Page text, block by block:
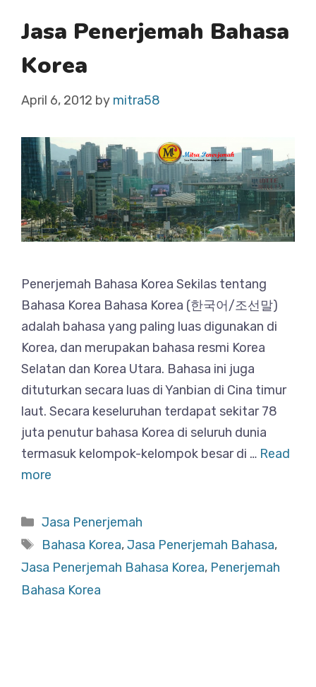
Jasa Penerjemah Bahasa
Korea
April 6, 2012 by mitra58
Penerjemah Bahasa Korea Sekilas tentang
Bahasa Korea Bahasa Korea (한국어/조선말)
adalah bahasa yang paling luas digunakan di
Korea, dan merupakan bahasa resmi Korea
Selatan dan Korea Utara. Bahasa ini juga
dituturkan secara luas di Yanbian di Cina timur
laut. Secara keseluruhan terdapat sekitar 78
juta penutur bahasa Korea di seluruh dunia
termasuk kelompok-kelompok besar di … Read
more
Categories
Jasa Penerjemah
Tags
Bahasa Korea,Jasa Penerjemah Bahasa,
Jasa Penerjemah Bahasa Korea, Penerjemah
Bahasa Korea